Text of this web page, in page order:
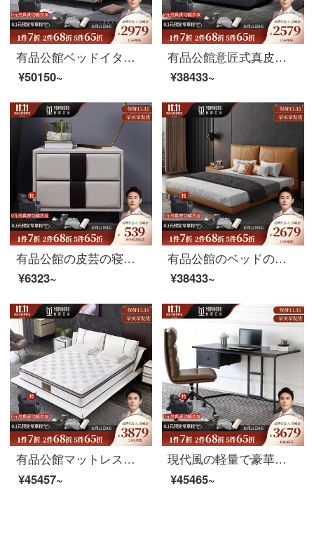
有品公館ベッドイタリアの極简皮ベッド北欧のダブルベッド1.8メートルinsネットの赤い真皮のベッドの近代的な簡単な婚姻のベッドの主な寝台の軟床（頭の階の牛革）の1.8メートルのシングルベッド+マットレス+マットレスの頭台
¥50150~
有品公館意匠式真皮北欧軽奢網紅床現代シンプルダブルベッド1.8 m高級大気真皮ベッド婚床床床床床床床床床（頭層牛革）シングルベッド+ベッドヘッド棚1.8 mサポートモデル
¥38433~
有品公館の皮芸の寝具の棚の本当の木の寝棚の布芸の寝床の辺の戸棚の小足はきわめて簡単な金（53*45*40）があります。
¥6323~
有品公館のベッドの意味式の軽い贅沢なベッドの北欧の近代的な簡約な主人の寝床ins風網の赤い1.8メートルの極簡単な2人用ベッドの高級な皮のベッド（頭の階の牛革）のシングルベッド+ベッドの頭台の1.5メートルの支えの金
¥38433~
有品公館マットレス天然ゴムマットレス1.5 m独立袋入りスプリングマットレスペア結婚式1.8 mマットレス-5 cmラテックスを含む1800*2000 cm
¥45457~
現代風の軽量で豪華なデスクがあります。引き出し付きの簡単なデスクです。家庭用パソコン学習デスク書斎デスクデスクデスク（160*60*72）机＋本革椅子
¥45465~